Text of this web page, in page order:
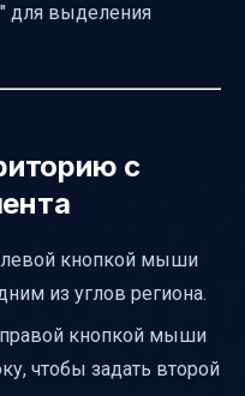
для выделения
с
левой кнопкой мыши
из углов региона.
кнопкой мыши
чтобы задать второй